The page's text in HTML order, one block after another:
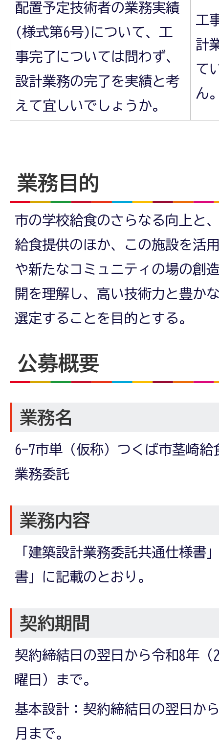
配置予定技術者の業務実績
(様式第6号)について、工
事完了については問わず、
設計業務の完了を実績と考
えて宜しいでしょうか。
工
計
て
ん
業務目的
市の学校給食のさらなる向上と
給食提供のほか、この施設を活
や新たなコミュニティの場の創
開を理解し、高い技術力と豊か
選定することを目的とする。
公募概要
業務名
6-7市単（仮称）つくば市茎崎給
業務委託
業務内容
「建築設計業務委託共通仕様書
書」に記載のとおり。
契約期間
契約締結日の翌日から令和8年（
曜日）まで。
基本設計：契約締結日の翌日か
月まで。